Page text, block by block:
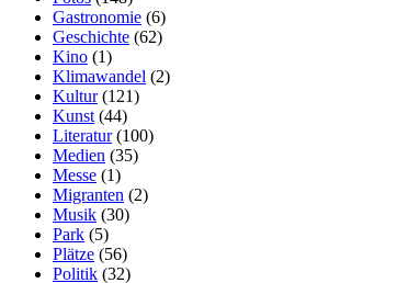
Gastronomie (6)
Geschichte (62)
Kino (1)
Klimawandel (2)
Kultur(121)
Kunst (44)
Literatur(100)
Medien (35)
Messe (1)
Migranten (2)
Musik (30)
Park (5)
Plätze (56)
Politik (32)